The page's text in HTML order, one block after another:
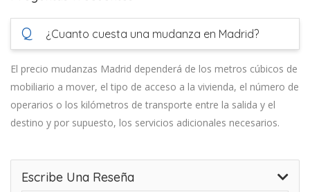
Q ¿Cuanto cuesta una mudanza en Madrid?
El precio mudanzas Madrid dependerá de los metros cúbicos de
mobiliario a mover, el tipo de acceso a la vivienda, el número de
operarios o los kilómetros de transporte entre la salida y el
destino y por supuesto, los servicios adicionales necesarios.
Escribe Una Reseña